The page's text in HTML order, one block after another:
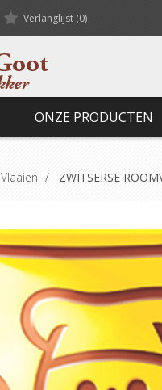
Verlanglijst (0)
ONZE PRODUCTEN
Vlaaien / ZWITSERSE